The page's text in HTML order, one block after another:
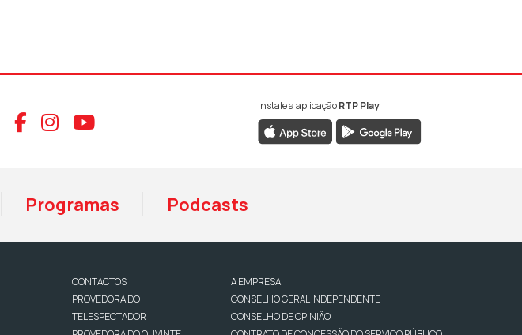
Aceder ao Facebook da RTP Antena 1
Aceder ao Instagram da RTP Antena 1
Aceder ao YouTube da RTP Antena 1
Instale a aplicaçãoRTP Play
Programas Podcasts
CONTACTOS
PROVEDORA DO
TELESPECTADOR
A EMPRESA
CONSELHO GERAL INDEPENDENTE
CONSELHO DE OPINIÃO